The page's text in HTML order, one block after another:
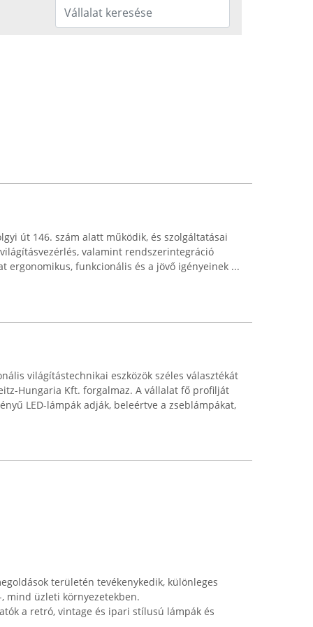
út 146. szám alatt működik, és szolgáltatásai
valamint rendszerintegráció
ergonomikus, funkcionális és a jövő igényeinek ...
világítástechnikai eszközök széles választékát
Hungaria Kft. forgalmaz. A vállalat fő profilját
LED-lámpák adják, beleértve a zseblámpákat,
területén tevékenykedik, különleges
mind üzleti környezetekben.
a retró, vintage és ipari stílusú lámpák és